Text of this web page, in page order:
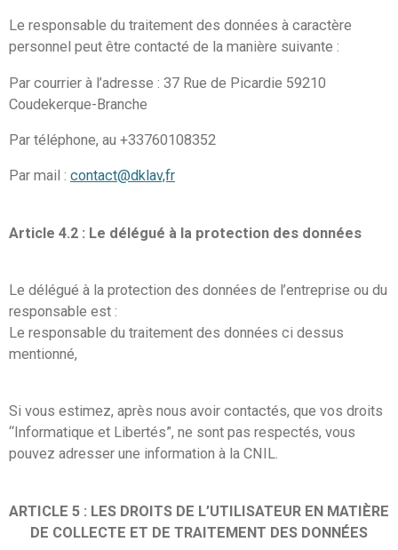
Le responsable du traitement des données à caractère
personnel peut être contacté de la manière suivante :
Par courrier à l’adresse : 37 Rue de Picardie 59210
Coudekerque-Branche
Par téléphone, au +33760108352
Par mail : contact@dklav,fr
Article 4.2 : Le délégué à la protection des données
Le délégué à la protection des données de l’entreprise ou du
responsable est :
Le responsable du traitement des données ci dessus
mentionné,
Si vous estimez, après nous avoir contactés, que vos droits
“Informatique et Libertés”, ne sont pas respectés, vous
pouvez adresser une information à la CNIL.
ARTICLE 5 : LES DROITS DE L’UTILISATEUR EN MATIÈRE
DE COLLECTE ET DE TRAITEMENT DES DONNÉES